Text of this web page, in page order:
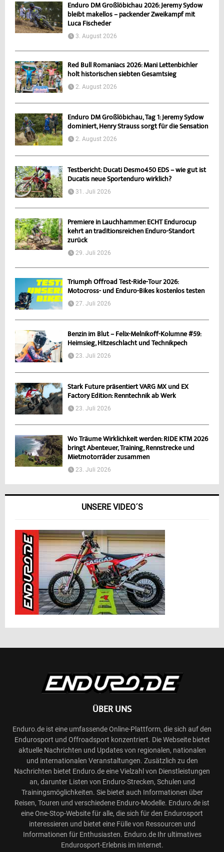
Enduro DM Großlöbichau 2026: Jeremy Sydow
bleibt makellos – packender Zweikampf mit
Luca Fischeder
3. August 2026
Red Bull Romaniacs 2026: Mani Lettenbichler
holt historischen siebten Gesamtsieg
2. August 2026
Enduro DM Großlöbichau, Tag 1: Jeremy Sydow
dominiert, Henry Strauss sorgt für die Sensation
2. August 2026
Testbericht: Ducati Desmo450 EDS – wie gut ist
Ducatis neue Sportenduro wirklich?
31. Juli 2026
Premiere in Lauchhammer: ECHT Endurocup
kehrt an traditionsreichen Enduro-Standort
zurück
29. Juli 2026
Triumph Offroad Test-Ride-Tour 2026:
Motocross- und Enduro-Bikes kostenlos testen
27. Juli 2026
Benzin im Blut – Felix-Melnikoff-Kolumne #59:
Heimsieg, Hitzeschlacht und Technikpech
23. Juli 2026
Stark Future präsentiert VARG MX und EX
Factory Edition: Renntechnik ab Werk
23. Juli 2026
Wo Träume Wirklichkeit werden: RIDE KTM 2026
bringt Abenteuer, Training, Rennstrecke und
Mietmotorräder zusammen
23. Juli 2026
UNSERE VIDEO´S
ÜBER UNS
Enduro.de ist eine umfassende Online-Plattform, die sich auf den
Endurosport und Offroadsport konzentriert. Die Webseite bietet
aktuelle Nachrichten und Updates von regionalen, nationalen
und internationalen Veranstaltungen. Zusätzlich zu den
Nachrichten bietet Enduro.de eine Vielzahl von Dienstleistungen
an, darunter Listen von Enduro-Strecken, Schulen und
Trainingsmöglichkeiten. Sie bietet auch Informationen über
Reisen, Touren und verschiedene Enduro-Modelle. Enduro.de ist
eine One-Stop-Website für alle, die sich für den Endurosport
interessieren und bietet eine Fülle von Ressourcen und
Informationen für Enthusiasten. Enduro.de Ihr ultimatives
Endurosport-Erlebnis im Internet.